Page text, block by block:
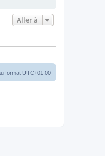
Aller à
format UTC+01:00